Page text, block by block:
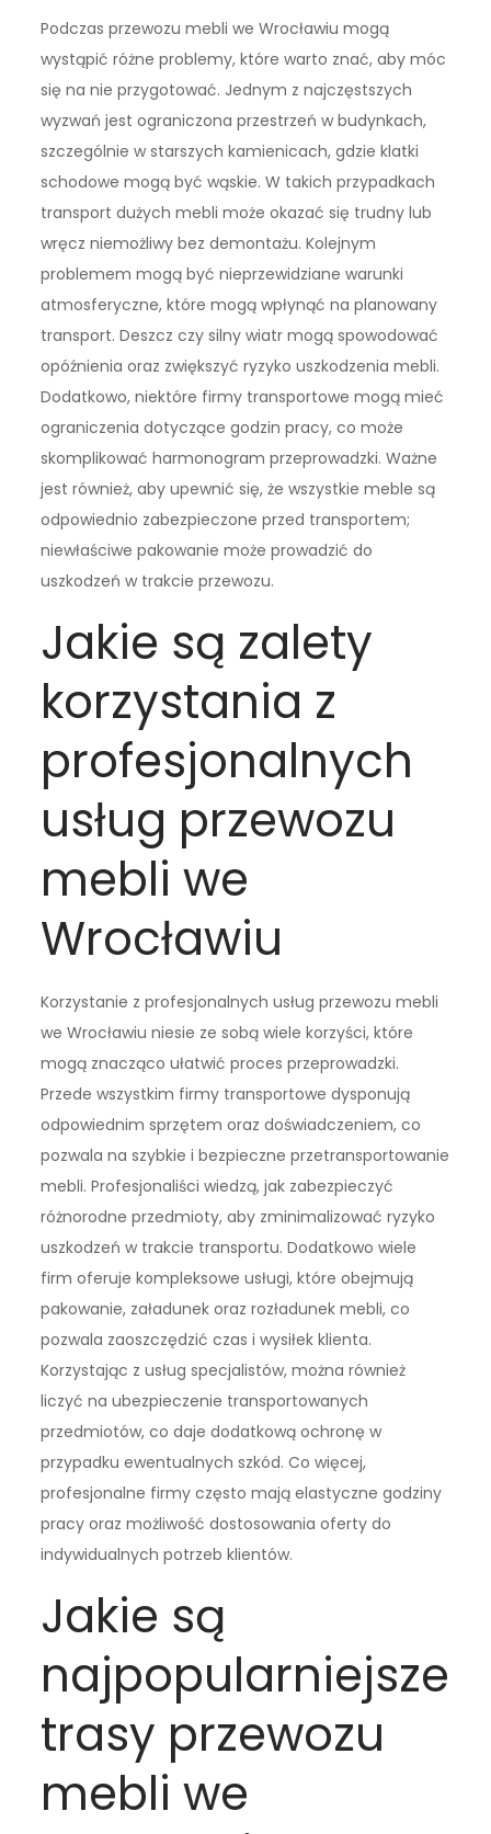
Podczas przewozu mebli we Wrocławiu mogą
wystąpić różne problemy, które warto znać, aby móc
się na nie przygotować. Jednym z najczęstszych
wyzwań jest ograniczona przestrzeń w budynkach,
szczególnie w starszych kamienicach, gdzie klatki
schodowe mogą być wąskie. W takich przypadkach
transport dużych mebli może okazać się trudny lub
wręcz niemożliwy bez demontażu. Kolejnym
problemem mogą być nieprzewidziane warunki
atmosferyczne, które mogą wpłynąć na planowany
transport. Deszcz czy silny wiatr mogą spowodować
opóźnienia oraz zwiększyć ryzyko uszkodzenia mebli.
Dodatkowo, niektóre firmy transportowe mogą mieć
ograniczenia dotyczące godzin pracy, co może
skomplikować harmonogram przeprowadzki. Ważne
jest również, aby upewnić się, że wszystkie meble są
odpowiednio zabezpieczone przed transportem;
niewłaściwe pakowanie może prowadzić do
uszkodzeń w trakcie przewozu.
Jakie są zalety
korzystania z
profesjonalnych
usług przewozu
mebli we
Wrocławiu
Korzystanie z profesjonalnych usług przewozu mebli
we Wrocławiu niesie ze sobą wiele korzyści, które
mogą znacząco ułatwić proces przeprowadzki.
Przede wszystkim firmy transportowe dysponują
odpowiednim sprzętem oraz doświadczeniem, co
pozwala na szybkie i bezpieczne przetransportowanie
mebli. Profesjonaliści wiedzą, jak zabezpieczyć
różnorodne przedmioty, aby zminimalizować ryzyko
uszkodzeń w trakcie transportu. Dodatkowo wiele
firm oferuje kompleksowe usługi, które obejmują
pakowanie, załadunek oraz rozładunek mebli, co
pozwala zaoszczędzić czas i wysiłek klienta.
Korzystając z usług specjalistów, można również
liczyć na ubezpieczenie transportowanych
przedmiotów, co daje dodatkową ochronę w
przypadku ewentualnych szkód. Co więcej,
profesjonalne firmy często mają elastyczne godziny
pracy oraz możliwość dostosowania oferty do
indywidualnych potrzeb klientów.
Jakie są
najpopularniejsze
trasy przewozu
mebli we